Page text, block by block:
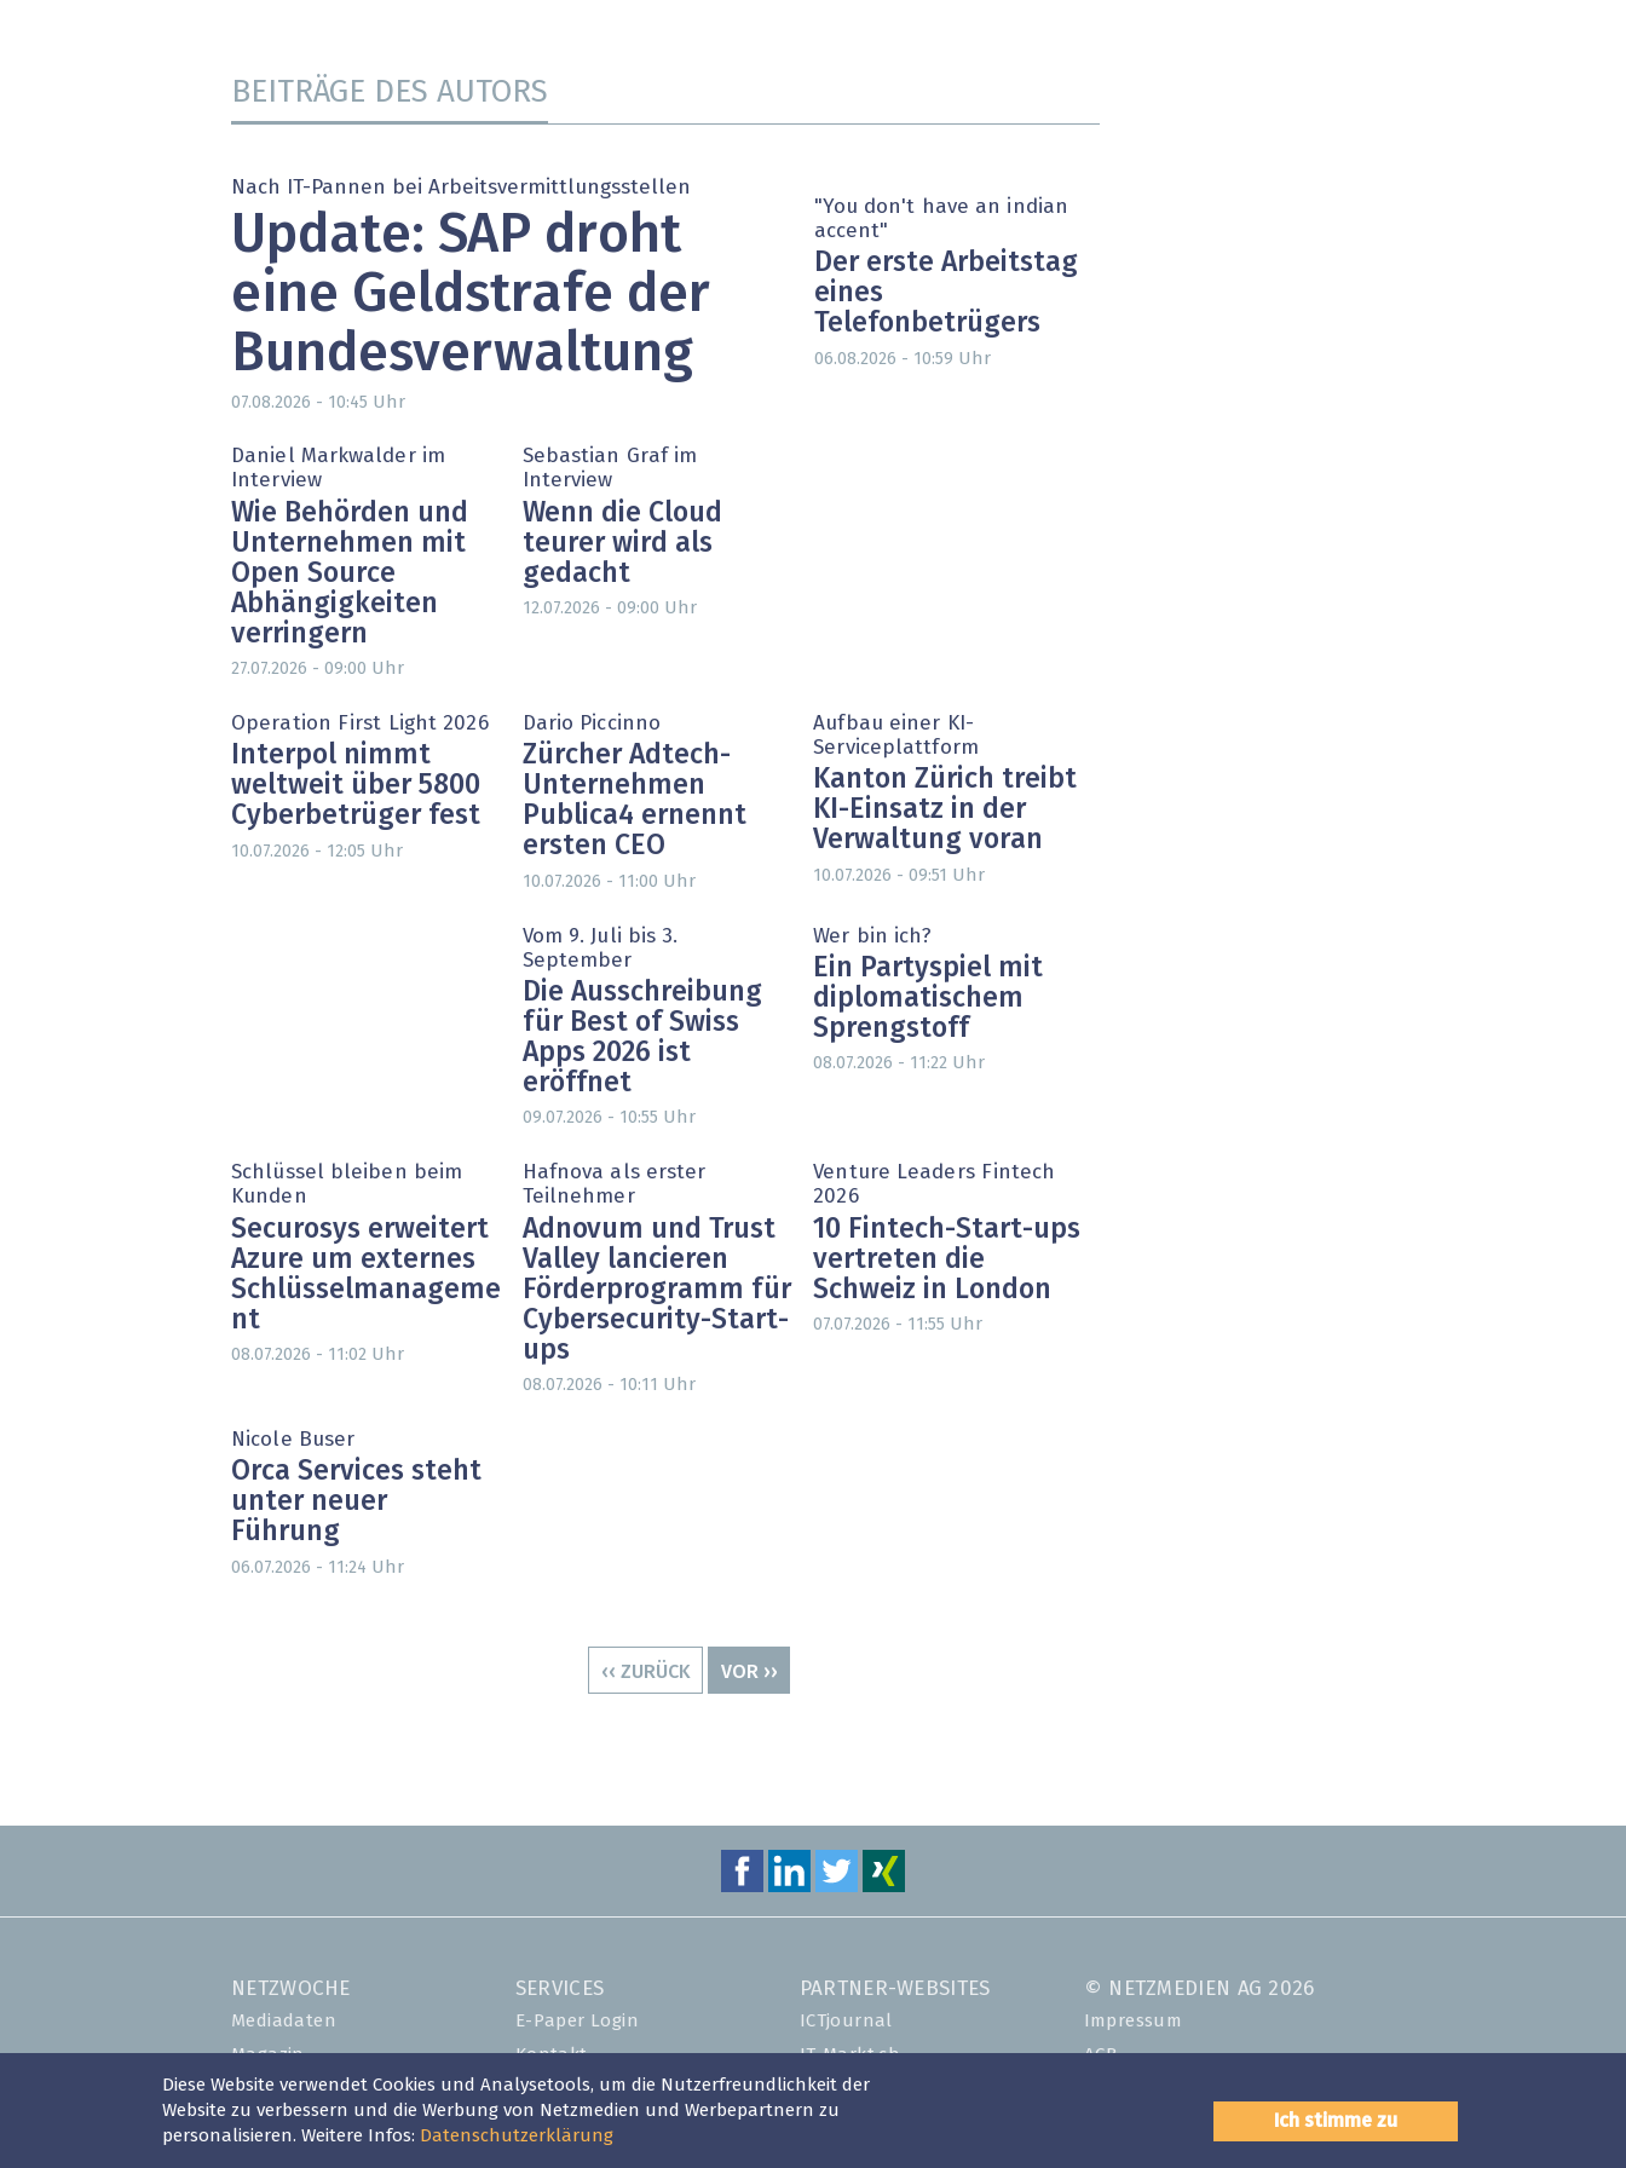
Blockchain
XaaS, Managed Services & Co.
Digital Banking
» alle Dossiers
Fintech & Insurtech
Professional AV & Digital Signage
» alle Specials
BEITRÄGE DES AUTORS
Nach IT-Pannen bei Arbeitsvermittlungsstellen
Update: SAP droht
eine Geldstrafe der
Bundesverwaltung
07.08.2026 - 10:45 Uhr
"You don't have an indian
accent"
Der erste Arbeitstag
eines
Telefonbetrügers
06.08.2026 - 10:59 Uhr
Daniel Markwalder im
Interview
Wie Behörden und
Unternehmen mit
Open Source
Abhängigkeiten
verringern
27.07.2026 - 09:00 Uhr
Sebastian Graf im
Interview
Wenn die Cloud
teurer wird als
gedacht
12.07.2026 - 09:00 Uhr
Operation First Light 2026
Interpol nimmt
weltweit über 5800
Cyberbetrüger fest
10.07.2026 - 12:05 Uhr
Dario Piccinno
Zürcher Adtech-
Unternehmen
Publica4 ernennt
ersten CEO
10.07.2026 - 11:00 Uhr
Aufbau einer KI-
Serviceplattform
Kanton Zürich treibt
KI-Einsatz in der
Verwaltung voran
10.07.2026 - 09:51 Uhr
Vom 9. Juli bis 3.
September
Die Ausschreibung
für Best of Swiss
Apps 2026 ist
eröffnet
09.07.2026 - 10:55 Uhr
Wer bin ich?
Ein Partyspiel mit
diplomatischem
Sprengstoff
08.07.2026 - 11:22 Uhr
Schlüssel bleiben beim
Kunden
Securosys erweitert
Azure um externes
Schlüsselmanageme
nt
08.07.2026 - 11:02 Uhr
Hafnova als erster
Teilnehmer
Adnovum und Trust
Valley lancieren
Förderprogramm für
Cybersecurity-Start-
ups
08.07.2026 - 10:11 Uhr
Venture Leaders Fintech
2026
10 Fintech-Start-ups
vertreten die
Schweiz in London
07.07.2026 - 11:55 Uhr
Nicole Buser
Orca Services steht
unter neuer
Führung
06.07.2026 - 11:24 Uhr
VORHERIGE
‹‹ ZURÜCK
NÄCHSTE
VOR ››
NETZWOCHE
Mediadaten
Magazin
Shop
Abo
SERVICES
E-Paper Login
Kontakt
Event-Plus-Eintrag
Login
PARTNER-WEBSITES
ICTjournal
IT-Markt.ch
netzmedien.ch
© NETZMEDIEN AG 2026
Impressum
AGB
Datenschutzerklärung
Diese Website verwendet Cookies und Analysetools, um die Nutzerfreundlichkeit der
Website zu verbessern und die Werbung von Netzmedien und Werbepartnern zu
personalisieren. Weitere Infos: Datenschutzerklärung
Ich stimme zu